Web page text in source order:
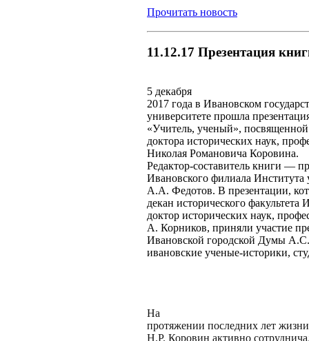
Прочитать новость
11.12.17 Презентация
5 декабря
2017 года в Ивановском
университете прошла
«Учитель, ученый»,
доктора исторических наук,
Николая Романовича Коровина.
Редактор-составитель книги —
Ивановского филиала Института
А.А. Федотов. В презентации,
декан исторического факультета
доктор исторических наук,
А. Корников, приняли участие
Ивановской городской Думы
ивановские ученые-историки,
На
протяжении последних лет
Н.Р. Коровин активно